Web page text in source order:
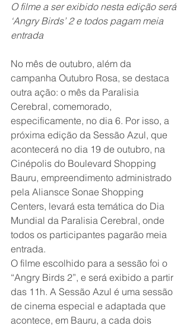
O filme a ser exibido nesta edição será
‘Angry Birds’ 2 e todos pagam meia
entrada
No mês de outubro, além da
campanha Outubro Rosa, se destaca
outra ação: o mês da Paralisia
Cerebral, comemorado,
especificamente, no dia 6. Por isso, a
próxima edição da Sessão Azul, que
acontecerá no dia 19 de outubro, na
Cinépolis do Boulevard Shopping
Bauru, empreendimento administrado
pela Aliansce Sonae Shopping
Centers, levará esta temática do Dia
Mundial da Paralisia Cerebral, onde
todos os participantes pagarão meia
entrada.
O filme escolhido para a sessão foi o
“Angry Birds 2”, e será exibido a partir
das 11h. A Sessão Azul é uma sessão
de cinema especial e adaptada que
acontece, em Bauru, a cada dois